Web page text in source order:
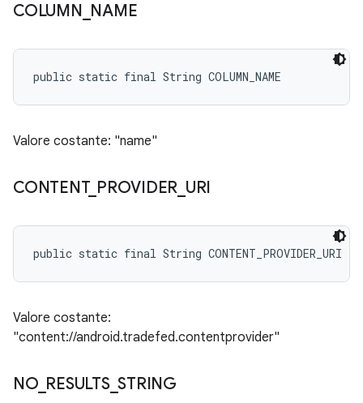
COLUMN NAME
public static final String COLUMN_NAME
Valore costante: "name"
CONTENT_ PROVIDER URI
public static final String CONTENT_PROVIDER_URI
Valore costante:
"content://android.tradefed.contentprovider"
NO_ RESULTS_STRING